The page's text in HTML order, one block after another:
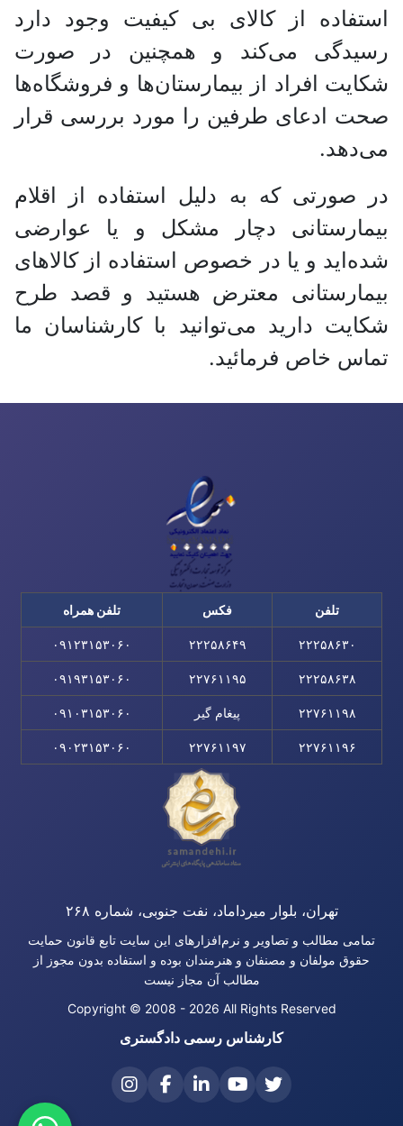
استفاده از کالای بی کیفیت وجود دارد
رسیدگی می‌کند و همچنین در صورت
شکایت افراد از بیمارستان‌ها و فروشگاه‌ها
صحت ادعای طرفین را مورد بررسی قرار
می‌دهد.
در صورتی که به دلیل استفاده از اقلام
بیمارستانی دچار مشکل و یا عوارضی
شده‌اید و یا در خصوص استفاده از کالا‌های
بیمارستانی معترض هستید و قصد طرح
شکایت دارید می‌توانید با کارشناسان ما
تماس خاص فرمائید.
تلفن فکس تلفن همراه
۲۲۲۵۸۶۳۰ ۲۲۲۵۸۶۴۹ ۰۹۱۲۳۱۵۳۰۶۰
۲۲۲۵۸۶۳۸ ۲۲۷۶۱۱۹۵ ۰۹۱۹۳۱۵۳۰۶۰
۲۲۷۶۱۱۹۸ پیغام گیر ۰۹۱۰۳۱۵۳۰۶۰
۲۲۷۶۱۱۹۶ ۲۲۷۶۱۱۹۷ ۰۹۰۲۳۱۵۳۰۶۰
تهران، بلوار میرداماد، نفت جنوبی، شماره ۲۶۸
تمامی مطالب و تصاویر و نرم‌افزارهای این سایت تابع قانون حمایت
حقوق مولفان و مصنفان و هنرمندان بوده و استفاده بدون مجوز از
مطالب آن مجاز نیست
Copyright © 2008 - 2026 All Rights Reserved
کارشناس رسمی دادگستری